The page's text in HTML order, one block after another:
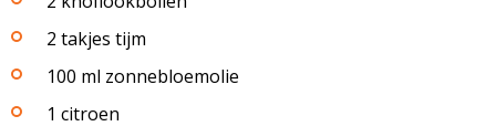
2 takjes tijm
100 ml zonnebloemolie
1 citroen